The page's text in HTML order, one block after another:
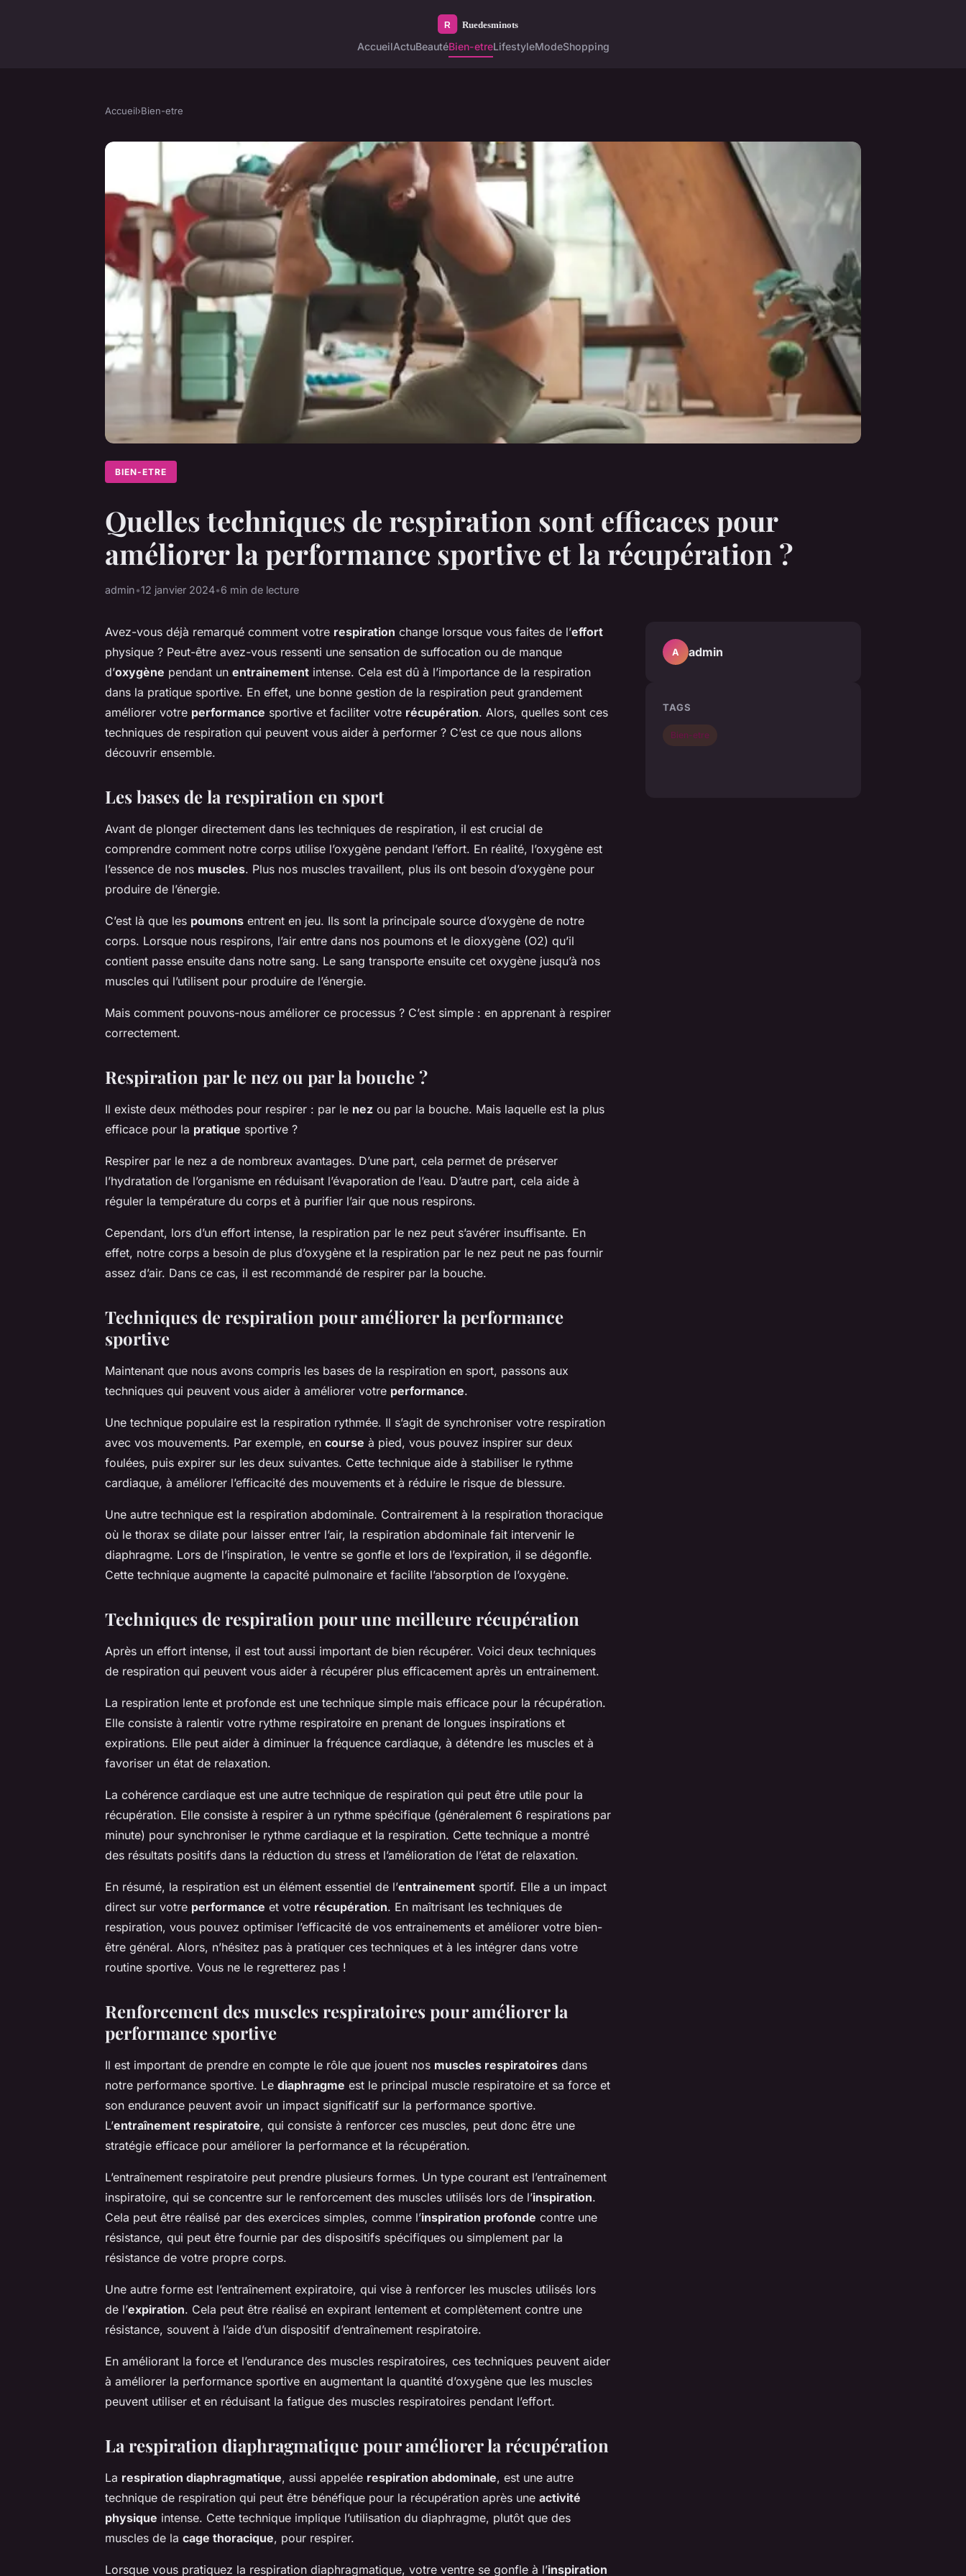
AccueilActuBeautéBien-etreLifestyleModeShopping
Accueil›Bien-etre
BIEN-ETRE
Quelles techniques de respiration sont efficaces pour
améliorer la performance sportive et la récupération ?
admin•12 janvier 2024•6 min de lecture
Avez-vous déjà remarqué comment votre respiration change lorsque vous faites de l’effort
physique ? Peut-être avez-vous ressenti une sensation de suffocation ou de manque
d’oxygène pendant un entrainement intense. Cela est dû à l’importance de la respiration
dans la pratique sportive. En effet, une bonne gestion de la respiration peut grandement
améliorer votre performance sportive et faciliter votre récupération. Alors, quelles sont ces
techniques de respiration qui peuvent vous aider à performer ? C’est ce que nous allons
découvrir ensemble.
Les bases de la respiration en sport
Avant de plonger directement dans les techniques de respiration, il est crucial de
comprendre comment notre corps utilise l’oxygène pendant l’effort. En réalité, l’oxygène est
l’essence de nos muscles. Plus nos muscles travaillent, plus ils ont besoin d’oxygène pour
produire de l’énergie.
C’est là que les poumons entrent en jeu. Ils sont la principale source d’oxygène de notre
corps. Lorsque nous respirons, l’air entre dans nos poumons et le dioxygène (O2) qu’il
contient passe ensuite dans notre sang. Le sang transporte ensuite cet oxygène jusqu’à nos
muscles qui l’utilisent pour produire de l’énergie.
Mais comment pouvons-nous améliorer ce processus ? C’est simple : en apprenant à respirer
correctement.
Respiration par le nez ou par la bouche ?
Il existe deux méthodes pour respirer : par le nez ou par la bouche. Mais laquelle est la plus
efficace pour la pratique sportive ?
Respirer par le nez a de nombreux avantages. D’une part, cela permet de préserver
l’hydratation de l’organisme en réduisant l’évaporation de l’eau. D’autre part, cela aide à
réguler la température du corps et à purifier l’air que nous respirons.
Cependant, lors d’un effort intense, la respiration par le nez peut s’avérer insuffisante. En
effet, notre corps a besoin de plus d’oxygène et la respiration par le nez peut ne pas fournir
assez d’air. Dans ce cas, il est recommandé de respirer par la bouche.
Techniques de respiration pour améliorer la performance
sportive
Maintenant que nous avons compris les bases de la respiration en sport, passons aux
techniques qui peuvent vous aider à améliorer votre performance.
Une technique populaire est la respiration rythmée. Il s’agit de synchroniser votre respiration
avec vos mouvements. Par exemple, en course à pied, vous pouvez inspirer sur deux
foulées, puis expirer sur les deux suivantes. Cette technique aide à stabiliser le rythme
cardiaque, à améliorer l’efficacité des mouvements et à réduire le risque de blessure.
Une autre technique est la respiration abdominale. Contrairement à la respiration thoracique
où le thorax se dilate pour laisser entrer l’air, la respiration abdominale fait intervenir le
diaphragme. Lors de l’inspiration, le ventre se gonfle et lors de l’expiration, il se dégonfle.
Cette technique augmente la capacité pulmonaire et facilite l’absorption de l’oxygène.
Techniques de respiration pour une meilleure récupération
Après un effort intense, il est tout aussi important de bien récupérer. Voici deux techniques
de respiration qui peuvent vous aider à récupérer plus efficacement après un entrainement.
La respiration lente et profonde est une technique simple mais efficace pour la récupération.
Elle consiste à ralentir votre rythme respiratoire en prenant de longues inspirations et
expirations. Elle peut aider à diminuer la fréquence cardiaque, à détendre les muscles et à
favoriser un état de relaxation.
La cohérence cardiaque est une autre technique de respiration qui peut être utile pour la
récupération. Elle consiste à respirer à un rythme spécifique (généralement 6 respirations par
minute) pour synchroniser le rythme cardiaque et la respiration. Cette technique a montré
des résultats positifs dans la réduction du stress et l’amélioration de l’état de relaxation.
En résumé, la respiration est un élément essentiel de l’entrainement sportif. Elle a un impact
direct sur votre performance et votre récupération. En maîtrisant les techniques de
respiration, vous pouvez optimiser l’efficacité de vos entrainements et améliorer votre bien-
être général. Alors, n’hésitez pas à pratiquer ces techniques et à les intégrer dans votre
routine sportive. Vous ne le regretterez pas !
Renforcement des muscles respiratoires pour améliorer la
performance sportive
Il est important de prendre en compte le rôle que jouent nos muscles respiratoires dans
notre performance sportive. Le diaphragme est le principal muscle respiratoire et sa force et
son endurance peuvent avoir un impact significatif sur la performance sportive.
L’entraînement respiratoire, qui consiste à renforcer ces muscles, peut donc être une
stratégie efficace pour améliorer la performance et la récupération.
L’entraînement respiratoire peut prendre plusieurs formes. Un type courant est l’entraînement
inspiratoire, qui se concentre sur le renforcement des muscles utilisés lors de l’inspiration.
Cela peut être réalisé par des exercices simples, comme l’inspiration profonde contre une
résistance, qui peut être fournie par des dispositifs spécifiques ou simplement par la
résistance de votre propre corps.
Une autre forme est l’entraînement expiratoire, qui vise à renforcer les muscles utilisés lors
de l’expiration. Cela peut être réalisé en expirant lentement et complètement contre une
résistance, souvent à l’aide d’un dispositif d’entraînement respiratoire.
En améliorant la force et l’endurance des muscles respiratoires, ces techniques peuvent aider
à améliorer la performance sportive en augmentant la quantité d’oxygène que les muscles
peuvent utiliser et en réduisant la fatigue des muscles respiratoires pendant l’effort.
La respiration diaphragmatique pour améliorer la récupération
La respiration diaphragmatique, aussi appelée respiration abdominale, est une autre
technique de respiration qui peut être bénéfique pour la récupération après une activité
physique intense. Cette technique implique l’utilisation du diaphragme, plutôt que des
muscles de la cage thoracique, pour respirer.
Lorsque vous pratiquez la respiration diaphragmatique, votre ventre se gonfle à l’inspiration
A admin
TAGS
Bien-etre